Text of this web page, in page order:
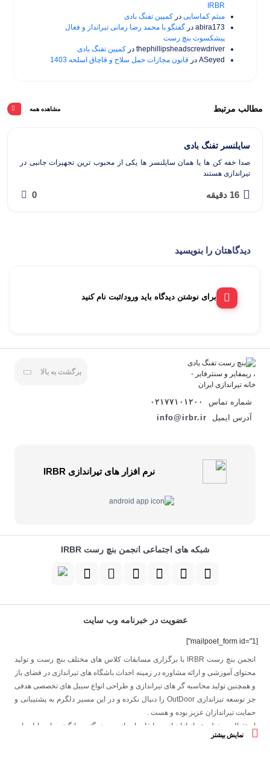
IRBR
میثم کماسایی درکمپین تفنگ بادی
abira173 درگفتگو با محمد رضا زمانی تیرانداز و فعال
پیشکسوت بنچ رست
thephillipsheadscrewdriver درکمپین تفنگ بادی
ASeyed در قانون مجازات حمل سلاح و قاچاق اسلحه 1403
مطالب مرتبط مشاهده همه
سایلنسر تفنگ بادی
صدا خفه کن ها یا همان سایلنسر ها یکی از محبوب ترین تجهیزات جانبی در
تیراندازی هستند
16 دقیقه 0
دیدگاهتان را بنویسید
برای نوشتن دیدگاه باید ورود/ثبت نام کنید
برگشت به بالا
شماره تماس
۰۲۱۷۷۱۰۱۲۰۰
آدرس ایمیل
info@irbr.ir
نرم افزار های تیراندازی IRBR
شبکه های اجتماعی انجمن بنچ رست IRBR
عضویت در خبرنامه وب سایت
[mailpoet_form id="1"]
انجمن بنچ رست IRBR با برگزاری مسابقات کلاس های مختلف بنچ رست و تولید
محتوای آموزشی و ارائه مشاوره در زمینه احداث باشگاه های تیراندازی در فضای باز
و همچنین تولید محاسبه گر های تیراندازی و طراحی انواع سیبل های تخصصی هدفی
جز توسعه تیراندازی OutDoor را دنبال نکرده و در این مسیر دلگرم به پشتیبانی و
حمایت تیراندازان عزیز بوده و هست .
استقبال بی نظیر تیراندازان از مسابقات این انجمن بزرگترین انگیزه ما در ادامه این
مسیر خواهد بود .
نمایش بیشتر